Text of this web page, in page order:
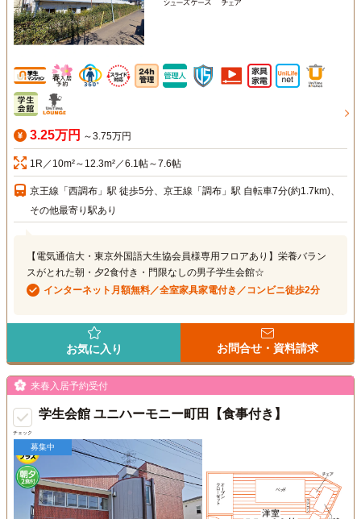
3.25万円 ～3.75万円
1R／10m²～12.3m²／6.1帖～7.6帖
京王線「西調布」駅 徒歩5分、京王線「調布」駅 自転車7分(約1.7km)、
その他最寄り駅あり
【電気通信大・東京外国語大生協会員様専用フロアあり】栄養バラン
スがとれた朝・夕2食付き・門限なしの男子学生会館☆
インターネット月額無料／全室家具家電付き／コンビニ徒歩2分
お気に入り お問合せ・資料請求
チェック
来春入居予約受付
学生会館 ユニハーモニー町田【食事付き】
募集中